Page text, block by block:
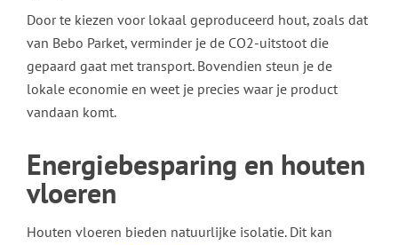
Door te kiezen voor lokaal geproduceerd hout, zoals dat
van Bebo Parket, verminder je de CO2-uitstoot die
gepaard gaat met transport. Bovendien steun je de
lokale economie en weet je precies waar je product
vandaan komt.
Energiebesparing en houten
vloeren
Houten vloeren bieden natuurlijke isolatie. Dit kan